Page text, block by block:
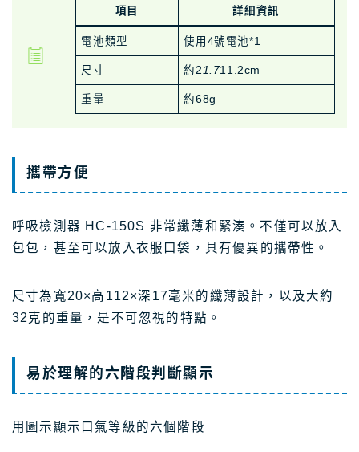
項目 詳細資訊
電池類型 使用4號電池*1
尺寸 約21.711.2cm
重量 約68g
攜帶方便
呼吸檢測器 HC-150S 非常纖薄和緊湊。不僅可以放入
包包，甚至可以放入衣服口袋，具有優異的攜帶性。
尺寸為寬20×高112×深17毫米的纖薄設計，以及大約
32克的重量，是不可忽視的特點。
易於理解的六階段判斷顯示
用圖示顯示口氣等級的六個階段